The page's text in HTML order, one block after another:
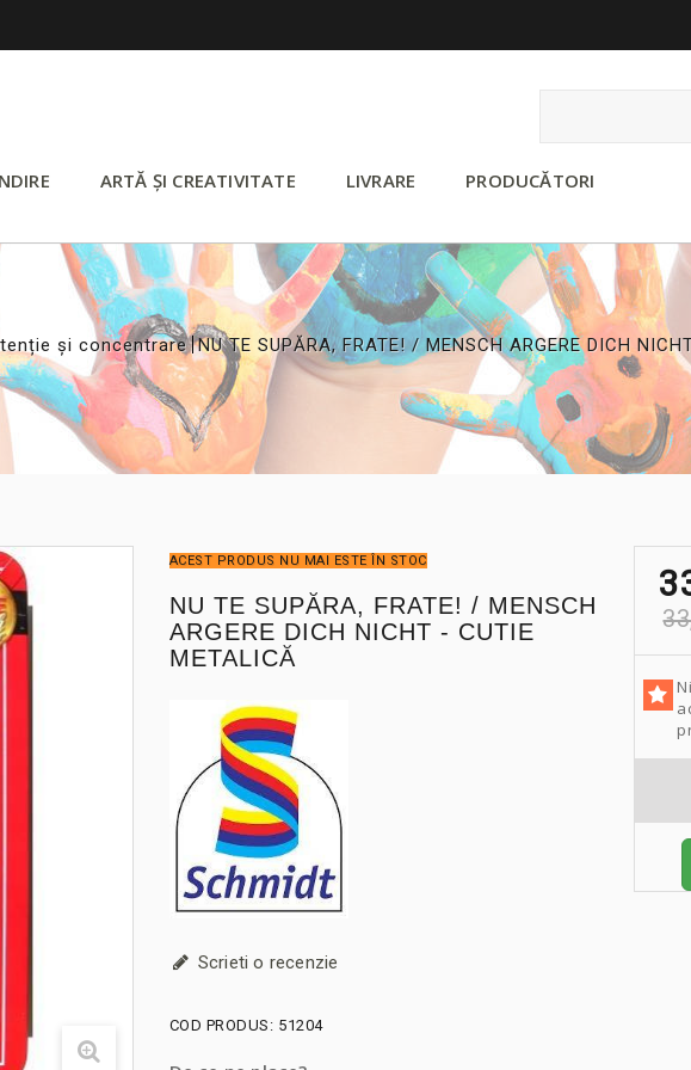
ARTĂ ȘI CREATIVITATE LIVRARE PRODUCĂTORI
și concentrare
>
NU TE SUPĂRA, FRATE! / MENSCH ARGERE DICH
ACEST PRODUS NU MAI ESTE ÎN STOC
NU TE SUPĂRA, FRATE! / MENSCH
ARGERE DICH NICHT - CUTIE
METALICĂ
Scrieti o recenzie
COD PRODUS: 51204